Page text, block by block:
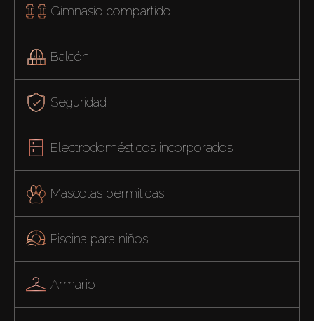
Gimnasio compartido
Balcón
Seguridad
Electrodomésticos incorporados
Mascotas permitidas
Piscina para niños
Armario